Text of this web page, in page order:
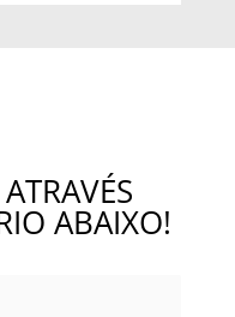
ATRAVÉS
ABAIXO!